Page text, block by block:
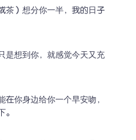
茶）想分你一半，我的日子
是想到你，就感觉今天又充
在你身边给你一个早安吻，
。